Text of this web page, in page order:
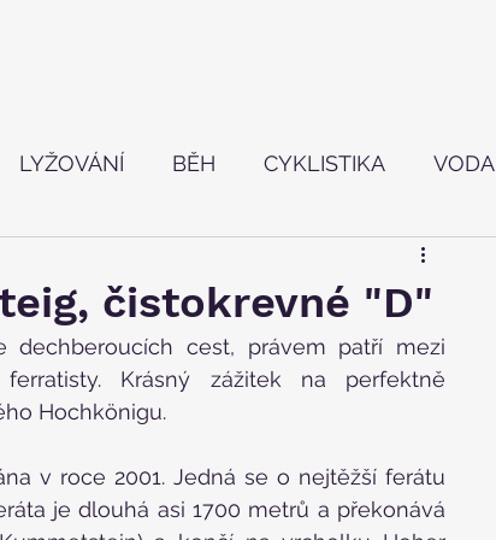
LYŽOVÁNÍ BĚH CYKLISTIKA VODA
čistokrevné "D"
dechberoucích cest, právem patří mezi
Krásný zážitek na perfektně
Hochkönigu.
v roce 2001. Jedná se o nejtěžší ferátu
je dlouhá asi 1700 metrů a překonává